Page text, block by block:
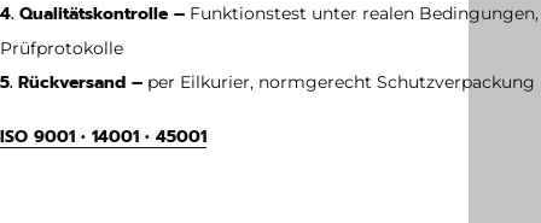
4. Qualitätskontrolle – Funktionstest unter realen Bedingungen,
Prüfprotokolle
5. Rückversand – per Eilkurier, normgerecht Schutzverpackung
ISO 9001 • 14001 • 45001